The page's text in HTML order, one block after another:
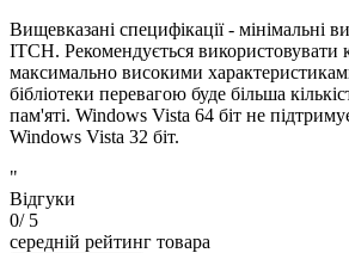
Вищевказані специфікації - мінімальні
ITCH. Рекомендується використовувати
максимально високими
бібліотеки перевагою буде більша
пам'яті. Windows Vista 64 біт не
Windows Vista 32 біт.
"
Відгуки
0/ 5
середній рейтинг товара